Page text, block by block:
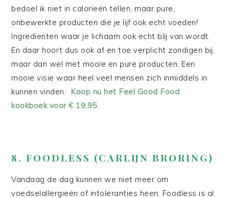
bedoel ik niet in calorieën tellen, maar pure,
onbewerkte producten die je lijf ook echt voeden!
Ingredienten waar je lichaam ook echt blij van wordt.
En daar hoort dus ook af en toe verplicht zondigen bij,
maar dan wel met mooie en pure producten. Een
mooie visie waar heel veel mensen zich inmiddels in
kunnen vinden. Koop nu het Feel Good Food
kookboek voor € 19.95.
8. FOODLESS (CARLIJN BRORING)
Vandaag de dag kunnen we niet meer om
voedselallergieën of intoleranties heen. Foodless is al